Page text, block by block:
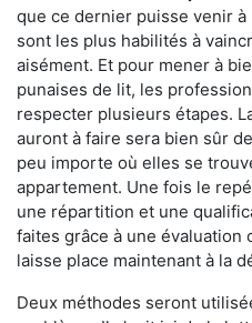
que ce dernier puisse venir
sont les plus habilités à
aisément. Et pour mener à
punaises de lit, les
respecter plusieurs étapes.
auront à faire sera bien sûr
peu importe où elles se
appartement. Une fois le
une répartition et une
faites grâce à une évaluation
laisse place maintenant à la
Deux méthodes seront